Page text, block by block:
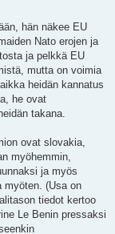
hän näkee EU
Nato erojen ja
ja pelkkä EU
mutta on voimia
heidän kannatus
he ovat
takana.
ovat slovakia,
myöhemmin,
ja myös
myöten. (Usa on
tiedot kertoo
Le Benin pressaksi